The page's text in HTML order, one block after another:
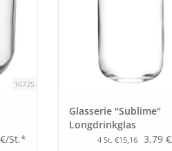
16725
St.*
Glasserie "Sublime"
Longdrinkglas
4 St. €15,16 3,79